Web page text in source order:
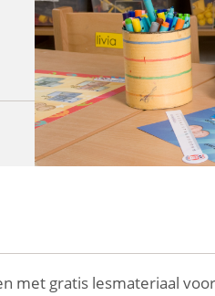
met gratis lesmateriaal